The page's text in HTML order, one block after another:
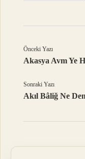
Önceki Yazı
Akasya Avm Ye
Sonraki Yazı
Akıl Bâliğ Ne